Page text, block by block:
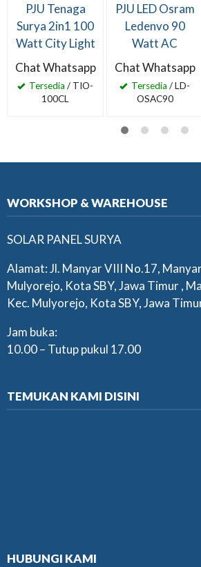
PJU Tenaga
Surya 2in1 100
Watt City Light
Chat Whatsapp
Tersedia / TIO-
100CL
PJU LED Osram
Ledenvo 90
Watt AC
Chat Whatsapp
Tersedia / LD-
OSAC90
WORKSHOP & WAREHOUSE
SOLAR PANEL SURYA
Alamat: Jl. Manyar VIII No.17,
Mulyorejo, Kota SBY, Jawa Timur ,
Kec. Mulyorejo, Kota SBY, Jawa
Jam buka:
10.00 – Tutup pukul 17.00
TEMUKAN KAMI DISINI
HUBUNGI KAMI